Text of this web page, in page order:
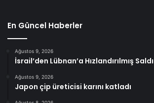
En Güncel Haberler
Ağustos 9, 2026
İsrail’den Lübnan’a Hızlandırılmış
Ağustos 9, 2026
Japon çip üreticisi karını katladı